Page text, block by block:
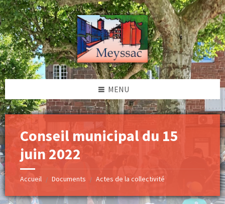
Skip
to
content
Skip
to
left
sidebar
Skip
to
footer
MENU
Conseil municipal du 15
juin 2022
Accueil / Documents / Actes de la collectivité